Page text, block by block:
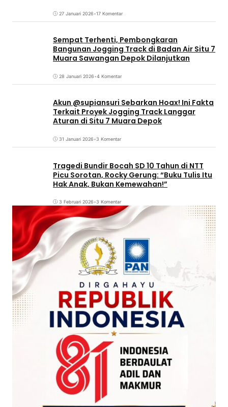
27 Januari 2026•17 Komentar
Sempat Terhenti, Pembongkaran
Bangunan Jogging Track di Badan Air Situ 7
Muara Sawangan Depok Dilanjutkan
28 Januari 2026•4 Komentar
Akun @supiansuri Sebarkan Hoax! Ini Fakta
Terkait Proyek Jogging Track Langgar
Aturan di Situ 7 Muara Depok
31 Januari 2026•3 Komentar
Tragedi Bundir Bocah SD 10 Tahun di NTT
Picu Sorotan, Rocky Gerung: “Buku Tulis Itu
Hak Anak, Bukan Kemewahan!”
3 Februari 2026•3 Komentar